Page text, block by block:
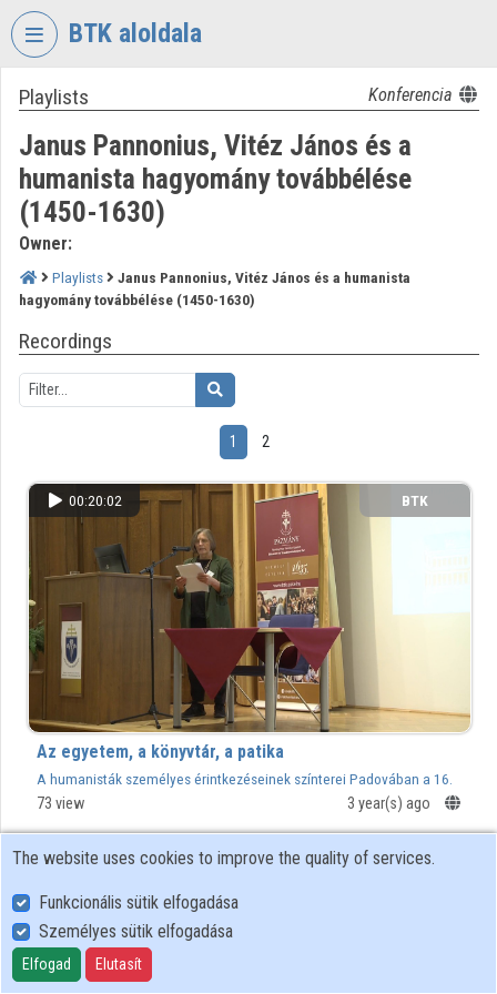
Skip header
BTK aloldala
VIDEO
RESEARCH
CENTRE
FOR
THE
Organization home
Log In
Organization discovery
Organization playlists
Organizations
Playlists Konferencia
Janus Pannonius, Vitéz János és a
humanista hagyomány továbbélése
(1450-1630)
Owner:
Playlists
Janus Pannonius, Vitéz János és a humanista
hagyomány továbbélése (1450-1630)
Recordings
1 2
00:20:02 BTK
Az egyetem, a könyvtár, a patika
A humanisták személyes érintkezéseinek színterei Padovában a 16.
sz. második felében
73 view 3 year(s) ago
00:18:27 BTK
The website uses cookies to improve the quality of services.
Funkcionális sütik elfogadása
Személyes sütik elfogadása
Elfogad Elutasít